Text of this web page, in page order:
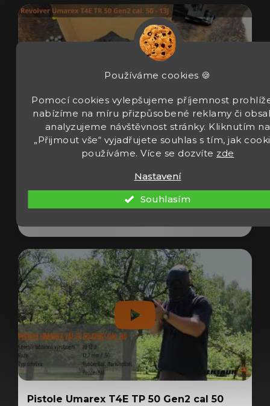
Používáme cookies 🍪
Pomocí cookies vylepšujeme příjemnost
nabízíme na míru přizpůsobené reklamy či
analyzujeme návštěvnost stránky. Kliknutím na
„Přijmout vše“ vyjadřujete souhlas s tím, jak
používáme. Více se dozvíte zde
Nastavení
Souhlasím
Revolver Umarex T4E TR 50 Gen2 cal 50
Zobrazit video
Pistole Umarex T4E TP 50 Gen2 cal 50